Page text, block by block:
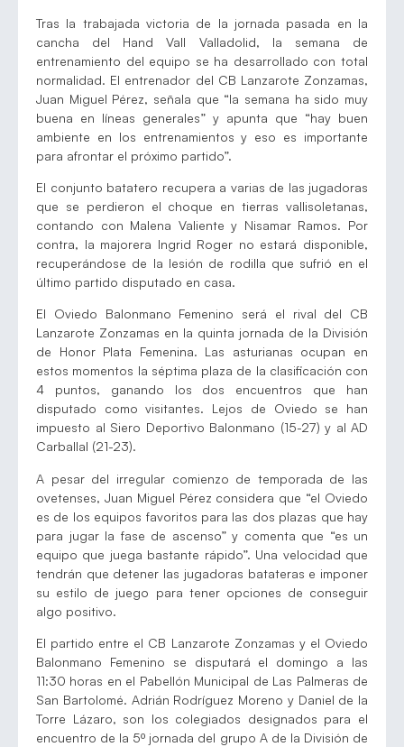
Tras la trabajada victoria de la jornada pasada en la
cancha del Hand Vall Valladolid, la semana de
entrenamiento del equipo se ha desarrollado con total
normalidad. El entrenador del CB Lanzarote Zonzamas,
Juan Miguel Pérez, señala que “la semana ha sido muy
buena en líneas generales” y apunta que “hay buen
ambiente en los entrenamientos y eso es importante
para afrontar el próximo partido”.
El conjunto batatero recupera a varias de las jugadoras
que se perdieron el choque en tierras vallisoletanas,
contando con Malena Valiente y Nisamar Ramos. Por
contra, la majorera Ingrid Roger no estará disponible,
recuperándose de la lesión de rodilla que sufrió en el
último partido disputado en casa.
El Oviedo Balonmano Femenino será el rival del CB
Lanzarote Zonzamas en la quinta jornada de la División
de Honor Plata Femenina. Las asturianas ocupan en
estos momentos la séptima plaza de la clasificación con
4 puntos, ganando los dos encuentros que han
disputado como visitantes. Lejos de Oviedo se han
impuesto al Siero Deportivo Balonmano (15-27) y al AD
Carballal (21-23).
A pesar del irregular comienzo de temporada de las
ovetenses, Juan Miguel Pérez considera que “el Oviedo
es de los equipos favoritos para las dos plazas que hay
para jugar la fase de ascenso” y comenta que “es un
equipo que juega bastante rápido”. Una velocidad que
tendrán que detener las jugadoras batateras e imponer
su estilo de juego para tener opciones de conseguir
algo positivo.
El partido entre el CB Lanzarote Zonzamas y el Oviedo
Balonmano Femenino se disputará el domingo a las
11:30 horas en el Pabellón Municipal de Las Palmeras de
San Bartolomé. Adrián Rodríguez Moreno y Daniel de la
Torre Lázaro, son los colegiados designados para el
encuentro de la 5º jornada del grupo A de la División de